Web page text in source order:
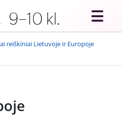
reiškiniai Lietuvoje ir Europoje